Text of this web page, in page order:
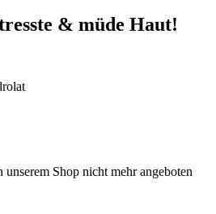
& müde Haut!
Shop nicht mehr angeboten